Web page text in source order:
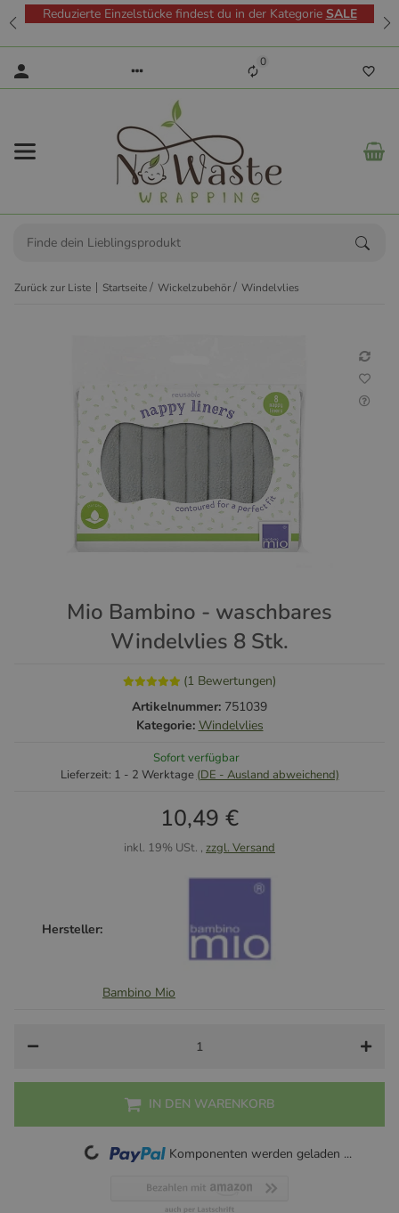
Reduzierte Einzelstücke findest du in der Kategorie SALE
0
Zurück zur Liste Startseite Wickelzubehör Windelvlies
Mio Bambino - waschbares
Windelvlies 8 Stk.
(1 Bewertungen)
Artikelnummer: 751039
Kategorie: Windelvlies
Sofort verfügbar
Lieferzeit: 1 - 2 Werktage (DE - Ausland abweichend)
10,49 €
inkl. 19% USt. , zzgl. Versand
Hersteller:
Bambino Mio
IN DEN WARENKORB
Loading... Komponenten werden geladen ...